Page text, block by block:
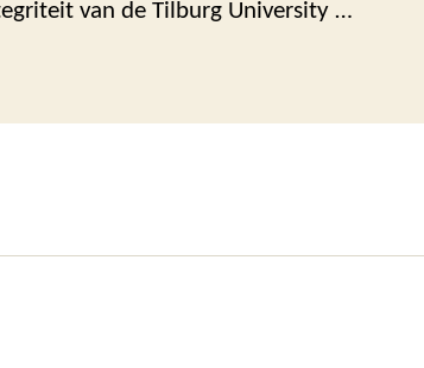
van de Tilburg University …